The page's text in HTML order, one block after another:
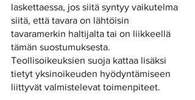
laskettaessa, jos siitä syntyy vaikutelma
siitä, että tavara on lähtöisin
tavaramerkin haltijalta tai on liikkeellä
tämän suostumuksesta.
Teollisoikeuksien suoja kattaa lisäksi
tietyt yksinoikeuden hyödyntämiseen
liittyvät valmistelevat toimenpiteet.